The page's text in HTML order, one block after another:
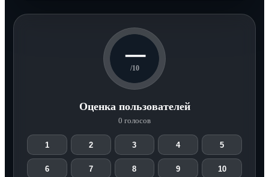
—
/10
Оценка пользователей
0 голосов
1 2 3 4 5
6 7 8 9 10